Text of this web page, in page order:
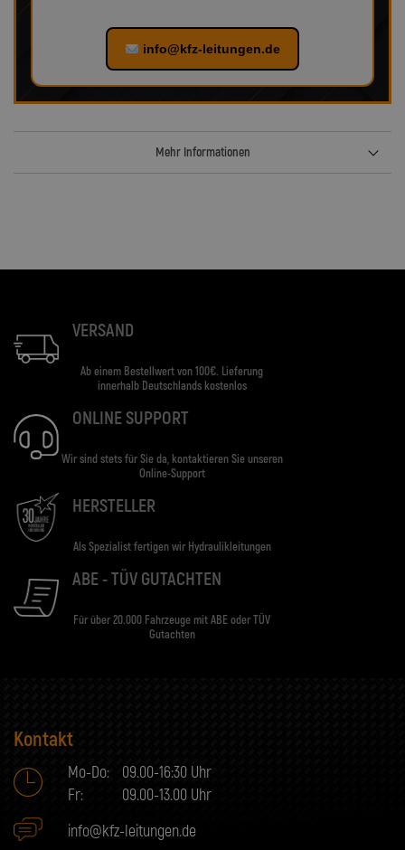
info@kfz-leitungen.de
Mehr Informationen
VERSAND
Ab einem Bestellwert von 100€. Lieferung
innerhalb Deutschlands kostenlos
ONLINE SUPPORT
Wir sind stets für Sie da, kontaktieren Sie unseren
Online-Support
HERSTELLER
Als Spezialist fertigen wir Hydraulikleitungen
ABE - TÜV GUTACHTEN
Für über 20.000 Fahrzeuge mit ABE oder TÜV
Gutachten
Kontakt
Mo-Do:
09.00-16:30 Uhr
Fr:
09.00-13.00 Uhr
info@kfz-leitungen.de